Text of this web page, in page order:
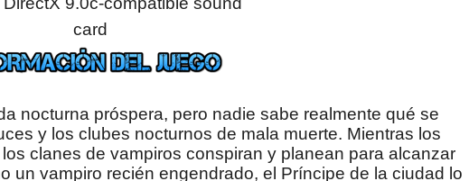
card
nocturna próspera, pero nadie sabe realmente qué se
y los clubes nocturnos de mala muerte. Mientras los
clanes de vampiros conspiran y planean para alcanzar
un vampiro recién engendrado, el Príncipe de la ciudad lo